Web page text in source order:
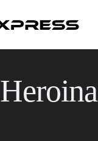
Heroina